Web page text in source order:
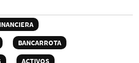
BANCARROTA
ACTIVOS